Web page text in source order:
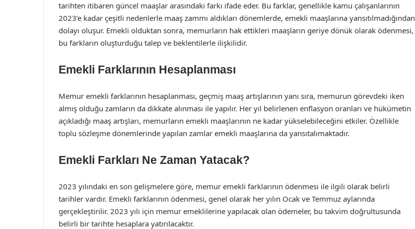
tarihten itibaren güncel maaşlar arasındaki farkı ifade eder. Bu farklar, genellikle kamu çalışanlarının
2023’e kadar çeşitli nedenlerle maaş zammı aldıkları dönemlerde, emekli maaşlarına yansıtılmadığından
dolayı oluşur. Emekli olduktan sonra, memurların hak ettikleri maaşların geriye dönük olarak ödenmesi,
bu farkların oluşturduğu talep ve beklentilerle ilişkilidir.
Emekli Farklarının Hesaplanması
Memur emekli farklarının hesaplanması, geçmiş maaş artışlarının yanı sıra, memurun görevdeki iken
almış olduğu zamların da dikkate alınması ile yapılır. Her yıl belirlenen enflasyon oranları ve hükümetin
açıkladığı maaş artışları, memurların emekli maaşlarının ne kadar yükselebileceğini etkiler. Özellikle
toplu sözleşme dönemlerinde yapılan zamlar emekli maaşlarına da yansıtalımaktadır.
Emekli Farkları Ne Zaman Yatacak?
2023 yılındaki en son gelişmelere göre, memur emekli farklarının ödenmesi ile ilgili olarak belirli
tarihler vardır. Emekli farklarının ödenmesi, genel olarak her yılın Ocak ve Temmuz aylarında
gerçekleştirilir. 2023 yılı için memur emeklilerine yapılacak olan ödemeler, bu takvim doğrultusunda
belirli bir tarihte hesaplara yatırılacaktır.